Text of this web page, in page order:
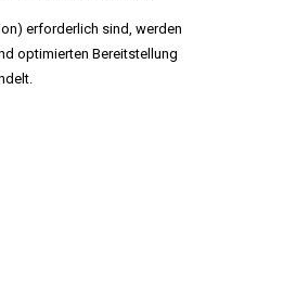
erforderlich sind, werden
optimierten Bereitstellung